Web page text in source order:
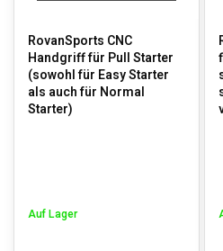
RovanSports CNC
Handgriff für Pull Starter
(sowohl für Easy Starter
als auch für Normal
Starter)
Auf Lager